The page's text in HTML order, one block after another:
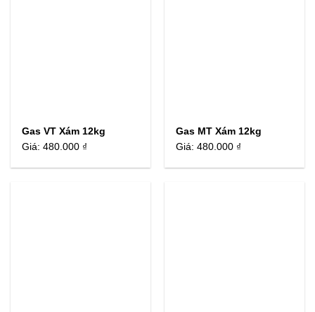
Gas VT Xám 12kg
Giá:480.000 ₫
Gas MT Xám 12kg
Giá:480.000 ₫